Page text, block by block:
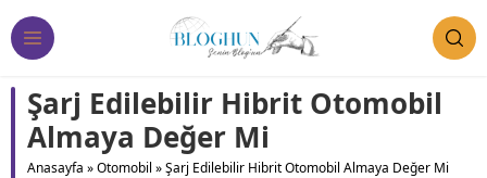
Şarj Edilebilir Hibrit Otomobil
Almaya Değer Mi
Anasayfa »Otomobil »Şarj Edilebilir Hibrit Otomobil Almaya Değer Mi